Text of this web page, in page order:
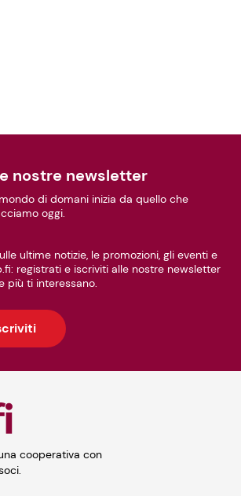
Le nostre newsletter
di domani inizia da quello che
oggi.
ultime notizie, le promozioni, gli eventi e
registrati e iscriviti alle nostre newsletter
più ti interessano.
cooperativa con